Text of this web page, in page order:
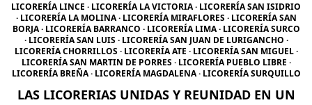
LICORERÍA LINCE · LICORERÍA LA VICTORIA · LICORERÍA SAN ISIDRIO
· LICORERÍA LA MOLINA · LICORERÍA MIRAFLORES · LICORERÍA SAN
BORJA · LICORERÍA BARRANCO · LICORERÍA LIMA · LICORERÍA SURCO
· LICORERÍA SAN LUIS · LICORERÍA SAN JUAN DE LURIGANCHO ·
LICORERÍA CHORRILLOS · LICORERÍA ATE · LICORERÍA SAN MIGUEL ·
LICORERÍA SAN MARTIN DE PORRES · LICORERÍA PUEBLO LIBRE ·
LICORERÍA BREÑA · LICORERÍA MAGDALENA · LICORERÍA SURQUILLO
LAS LICORERIAS UNIDAS Y REUNIDAD EN UN